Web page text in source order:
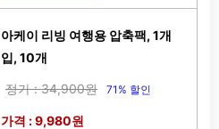
아케이 리빙 여행용 압축팩, 1개
입, 10개
정가 : 34,900원 71% 할인
가격 : 9,980원